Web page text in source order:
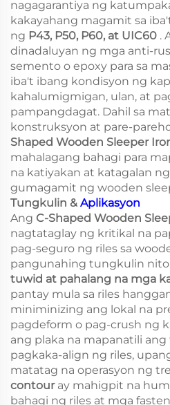
nagagarantiya ng
kakayahang magamit sa
ng P43, P50, P60, at UIC60 .
dinadaluyan ng mga anti-
semento o epoxy para sa
iba't ibang kondisyon ng
kahalumigmigan, ulan, at
pampangdagat. Dahil sa
konstruksyon at pare-
Shaped Wooden Sleeper
mahalagang bahagi para
na katiyakan at katagalan
gumagamit ng wooden
Tungkulin & Aplikasyon
Ang C-Shaped Wooden
nagtataglay ng kritikal na
pag-seguro ng riles sa
pangunahing tungkulin nito
tuwid at pahalang na mga
pantay mula sa riles
miniminizing ang lokal na
pagdeform o pag-crush ng
ang plaka na mapanatili
pagkaka-align ng riles,
matatag na operasyon ng
contour ay mahigpit na
bahagi ng riles at mga